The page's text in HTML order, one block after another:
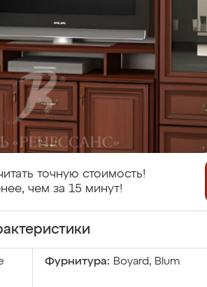
точную стоимость!
чем за 15 минут!
Фурнитура: Boyard, Blum